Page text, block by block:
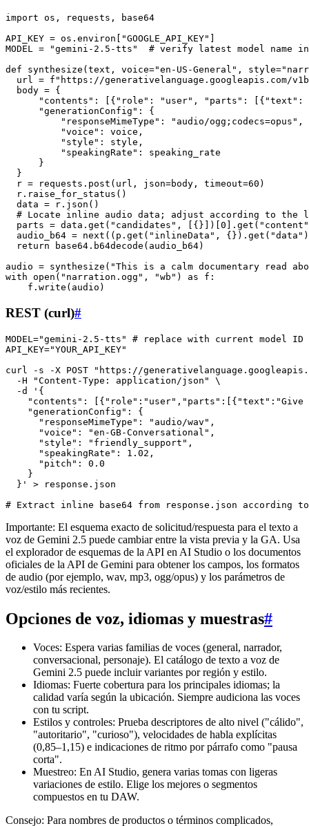
import os, requests, base64
API_KEY = os.environ["GOOGLE_API_KEY"]
MODEL = "gemini-2.5-tts"  # verify latest model name
def synthesize(text, voice="en-US-General",
url = f"https://generativelanguage.googleapis.com/
  body = {
"contents": [{"role": "user", "parts": [{"text":
      "generationConfig": {
          "responseMimeType": "audio/ogg;codecs=opus",
          "voice": voice,
          "style": style,
          "speakingRate": speaking_rate
      }
  }
  r = requests.post(url, json=body, timeout=60)
  r.raise_for_status()
  data = r.json()
# Locate inline audio data; adjust according to the
parts = data.get("candidates",
audio_b64 = next((p.get("inlineData",
  return base64.b64decode(audio_b64)
audio = synthesize("This is a calm documentary read
with open("narration.ogg", "wb") as f:
REST (curl)#
MODEL="gemini-2.5-tts" # replace with current model ID
API_KEY="YOUR_API_KEY"
curl -s -X POST "https://
  -H "Content-Type: application/json" \
  -d '{
"contents":
    "generationConfig": {
      "responseMimeType": "audio/wav",
      "voice": "en-GB-Conversational",
      "style": "friendly_support",
      "speakingRate": 1.02,
      "pitch": 0.0
    }
  }' > response.json
Importante: El esquema exacto de solicitud/respuesta para el texto a
voz de Gemini 2.5 puede cambiar entre la vista previa y la GA. Usa
el explorador de esquemas de la API en AI Studio o los documentos
oficiales de la API de Gemini para obtener los campos, los formatos
de audio (por ejemplo, wav, mp3, ogg/opus) y los parámetros de
voz/estilo más recientes.
Opciones de voz, idiomas y muestras#
Voces: Espera varias familias de voces (general, narrador,
conversacional, personaje). El catálogo de texto a voz de
Gemini 2.5 puede incluir variantes por región y estilo.
Idiomas: Fuerte cobertura para los principales idiomas; la
calidad varía según la ubicación. Siempre audiciona las voces
con tu script.
Estilos y controles: Prueba descriptores de alto nivel ("cálido",
"autoritario", "curioso"), velocidades de habla explícitas
(0,85–1,15) e indicaciones de ritmo por párrafo como "pausa
corta".
Muestreo: En AI Studio, genera varias tomas con ligeras
variaciones de estilo. Elige los mejores o segmentos
compuestos en tu DAW.
Consejo: Para nombres de productos o términos complicados,